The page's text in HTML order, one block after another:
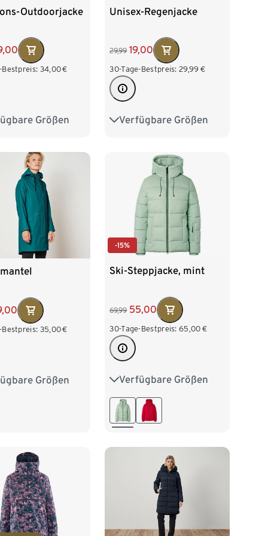
Outdoorjacke
Bestpreis: 34,00€
Größen
36 38 40
Unisex-Regenjacke
29,99 19,00
30-Tage-Bestpreis: 29,99 €
Verfügbare Größen
XS S M L XL
Bestpreis: 35,00€
Größen
36 38 40
-15%
Ski-Steppjacke, mint
69,99 55,00
30-Tage-Bestpreis: 65,00 €
Verfügbare Größen
34 36 38 40
42 44